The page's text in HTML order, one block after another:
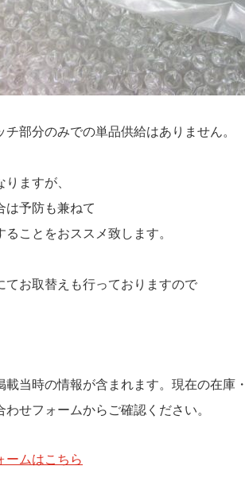
部分のみでの単品供給はありません。
ますが、
は予防も兼ねて
ことをおススメ致します。
てお取替えも行っておりますので
当時の情報が含まれます。現在の在庫
わせフォームからご確認ください。
ームはこちら